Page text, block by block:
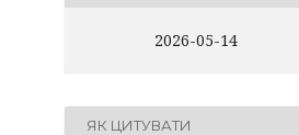
2026-05-14
ЯК ЦИТУВАТИ